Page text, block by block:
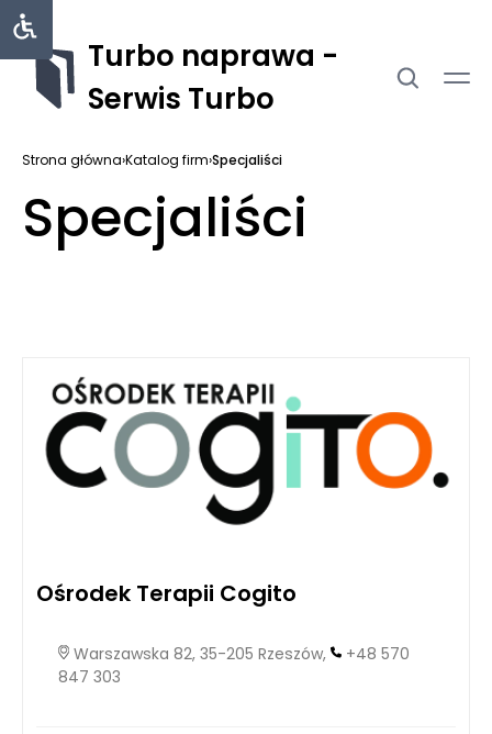
Turbo naprawa -
Serwis Turbo
Strona główna›Katalog firm›Specjaliści
Specjaliści
Ośrodek Terapii Cogito
Warszawska 82, 35-205 Rzeszów,
+48 570
847 303